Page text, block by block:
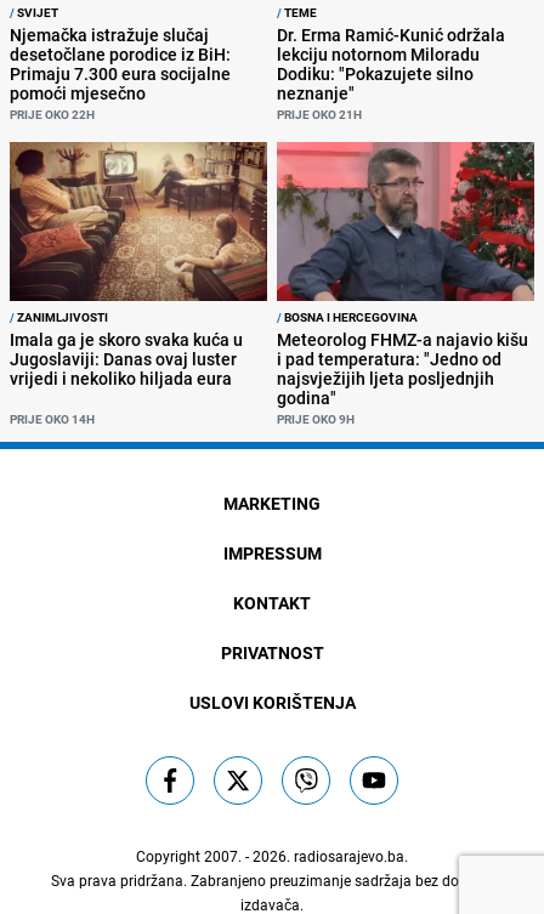
/SVIJET
Njemačka istražuje slučaj
desetočlane porodice iz BiH:
Primaju 7.300 eura socijalne
pomoći mjesečno
PRIJE OKO 22H
/TEME
Dr. Erma Ramić-Kunić održala
lekciju notornom Miloradu
Dodiku: "Pokazujete silno
neznanje"
PRIJE OKO 21H
/ZANIMLJIVOSTI
Imala ga je skoro svaka kuća u
Jugoslaviji: Danas ovaj luster
vrijedi i nekoliko hiljada eura
PRIJE OKO 14H
/BOSNA I HERCEGOVINA
Meteorolog FHMZ-a najavio kišu
i pad temperatura: "Jedno od
najsvježijih ljeta posljednjih
godina"
PRIJE OKO 9H
MARKETING
IMPRESSUM
KONTAKT
PRIVATNOST
USLOVI KORIŠTENJA
Copyright 2007. - 2026. radiosarajevo.ba.
Sva prava pridržana. Zabranjeno preuzimanje sadržaja bez dozvole
izdavača.